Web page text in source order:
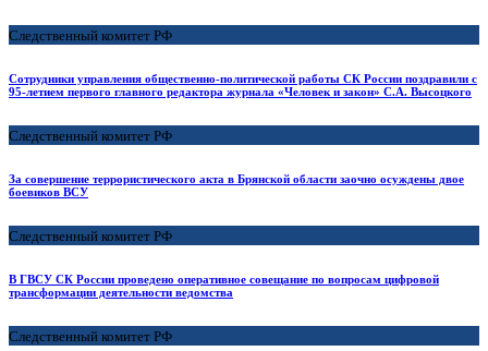
Следственный комитет РФ
Сотрудники управления общественно-политической работы СК России поздравили с
95-летием первого главного редактора журнала «Человек и закон» С.А. Высоцкого
Следственный комитет РФ
За совершение террористического акта в Брянской области заочно осуждены двое
боевиков ВСУ
Следственный комитет РФ
В ГВСУ СК России проведено оперативное совещание по вопросам цифровой
трансформации деятельности ведомства
Следственный комитет РФ